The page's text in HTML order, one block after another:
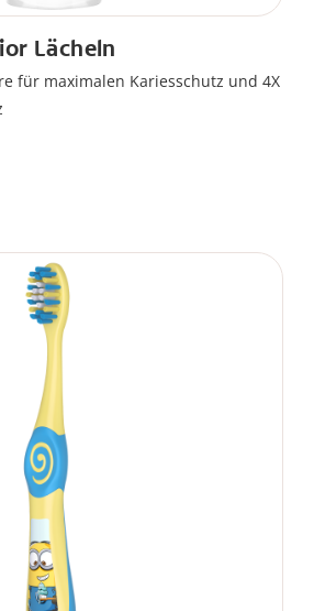
Lächeln
für maximalen Kariesschutz und 4X